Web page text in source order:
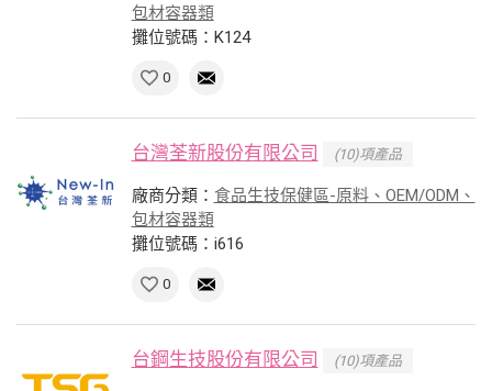
包材容器類
攤位號碼：K124
0
台灣荃新股份有限公司 (10)項產品
廠商分類： 食品生技保健區-原料、OEM/ODM、
包材容器類
攤位號碼：i616
0
台鋼生技股份有限公司 (10)項產品